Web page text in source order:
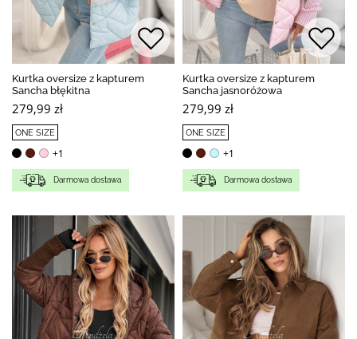
Kurtka oversize z kapturem
Sancha błękitna
279,99 zł
ONE SIZE
+1
Darmowa dostawa
Kurtka oversize z kapturem
Sancha jasnoróżowa
279,99 zł
ONE SIZE
+1
Darmowa dostawa